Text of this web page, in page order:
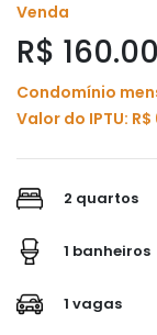
Venda
R$
Condomínio
Valor do IPTU:
2 quartos
1 banheiros
1 vagas